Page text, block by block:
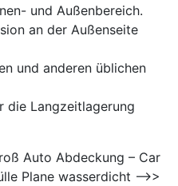
und Außenbereich.
an der Außenseite
und anderen üblichen
die Langzeitlagerung
Auto Abdeckung – Car
Plane wasserdicht —>>